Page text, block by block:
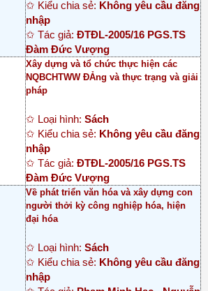
✩ Kiểu chia sẻ: Không yêu cầu đăng
nhập
✩ Tác giả: ĐTĐL-2005/16 PGS.TS
Đàm Đức Vượng
Xây dựng và tổ chức thực hiện các
NQBCHTWW ĐẢng và thực trạng và giải
pháp
✩ Loại hình: Sách
✩ Kiểu chia sẻ: Không yêu cầu đăng
nhập
✩ Tác giả: ĐTĐL-2005/16 PGS.TS
Đàm Đức Vượng
Về phát triển văn hóa và xây dựng con
người thởi kỳ công nghiệp hóa, hiện
đại hóa
✩ Loại hình: Sách
✩ Kiểu chia sẻ: Không yêu cầu đăng
nhập